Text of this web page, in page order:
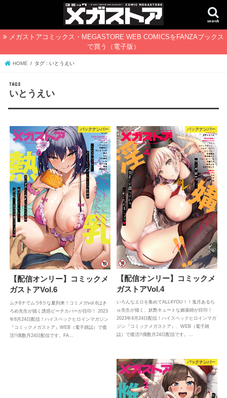
search
メガストアコミックス・MEGASTORE WEB COMICSをFANZAブックス
で買う（電子版）
HOME タグ : いとうえい
いとうえい
バックナンバー
【配信オンリー】コミックメ
ガストアVol.6
ムチ6チでムラ6ラな夏到来！コミメガvol.6はき
ろめ先生が描く誘惑ビーチカバーが目印！ 2023
年8月24日配信！ハイスペックヒロインマガジン
『コミックメガストア』WEB（電子雑誌）で復
活!!偶数月24日配信です。FA…
バックナンバー
【配信オンリー】コミックメ
ガストアVol.4
いろんなエロを集めてALL4YOU！！鬼月あるち
ゅ先生が描く、妖艶キュートな媚薬師が目印！
2023年4月24日配信！ハイスペックヒロインマガ
ジン『コミックメガストア』、WEB（電子雑
誌）で復活!!偶数月24日配信です。…
バックナンバー